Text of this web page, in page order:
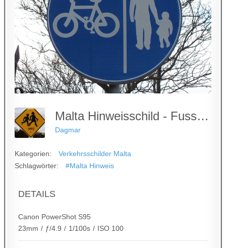
Malta Hinweisschild - Fussweg, Radweg
Dagmar
Kategorien:
Verkehrsschilder Malta
Schlagwörter:
#Malta Hinweis
DETAILS
Canon PowerShot S95
23mm / ƒ/4.9 / 1/100s / ISO 100